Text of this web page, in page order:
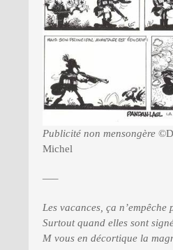
Publicité non mensongère
Michel
—–
Les vacances, ça n’empêche
Surtout quand elles sont
M vous en décortique la